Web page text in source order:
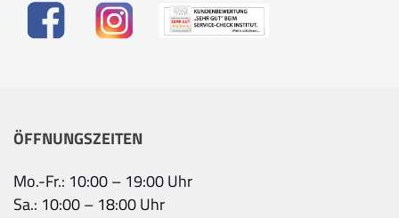
ÖFFNUNGSZEITEN
Mo.-Fr.: 10:00 – 19:00 Uhr
Sa.: 10:00 – 18:00 Uhr